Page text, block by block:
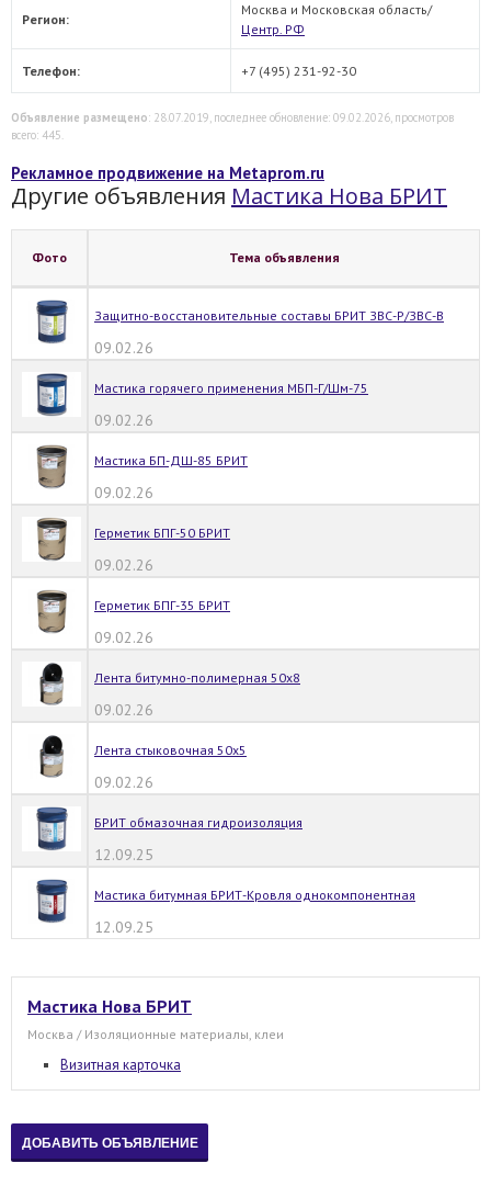
Регион:
Москва и Московская область/
Центр. РФ
Телефон: +7 (495) 231-92-30
Объявление размещено: 28.07.2019, последнее обновление: 09.02.2026, просмотров
всего: 445.
Рекламное продвижение на Metaprom.ru
Другие объявления Мастика Нова БРИТ
Фото Тема объявления
Защитно-восстановительные составы БРИТ ЗВС-Р/ЗВС-В
09.02.26
Мастика горячего применения МБП-Г/Шм-75
09.02.26
Мастика БП-ДШ-85 БРИТ
09.02.26
Герметик БПГ-50 БРИТ
09.02.26
Герметик БПГ-35 БРИТ
09.02.26
Лента битумно-полимерная 50х8
09.02.26
Лента стыковочная 50х5
09.02.26
БРИТ обмазочная гидроизоляция
12.09.25
Мастика битумная БРИТ-Кровля однокомпонентная
12.09.25
Мастика Нова БРИТ
Москва / Изоляционные материалы, клеи
Визитная карточка